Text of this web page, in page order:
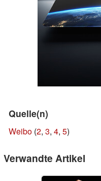
Quelle(n)
Weibo (2, 3, 4, 5)
Verwandte Artikel